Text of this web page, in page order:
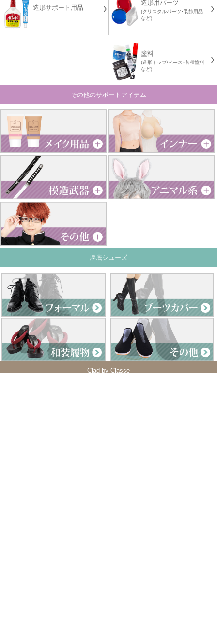
造形サポート用品
造形用パーツ
(クリスタルパーツ･装飾用品
など)
塗料
(造形トップ/ベース･各種塗料
など)
その他のサポートアイテム
厚底シューズ
Clad by Classe